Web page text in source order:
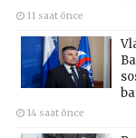
11 saat önce
14 saat önce